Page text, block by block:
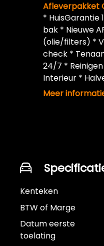
Afleverpakket
* HuisGarantie
bak * Nieuwe
(olie/filters) *
check *
24/7 *
Interieur *
inbegrepen
Meer
Kenteken
BTW of Marge
Datum eerste
toelating